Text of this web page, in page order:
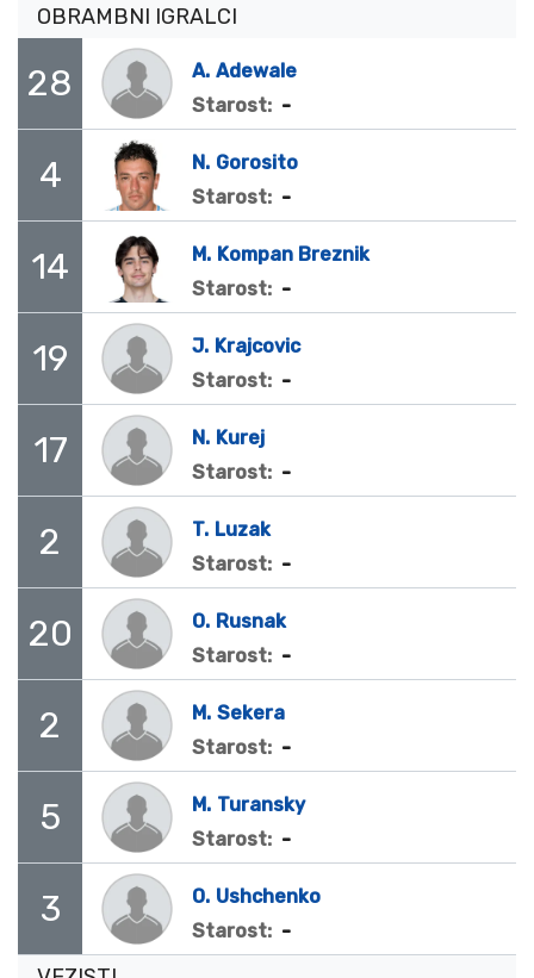
OBRAMBNI IGRALCI
28 A. Adewale
Starost: -
4 N. Gorosito
Starost: -
14 M. Kompan Breznik
Starost: -
19 J. Krajcovic
Starost: -
17 N. Kurej
Starost: -
2 T. Luzak
Starost: -
20 O. Rusnak
Starost: -
2 M. Sekera
Starost: -
5 M. Turansky
Starost: -
3 O. Ushchenko
Starost: -